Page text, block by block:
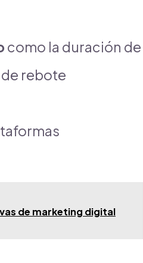
como la duración de
rebote
de marketing digital